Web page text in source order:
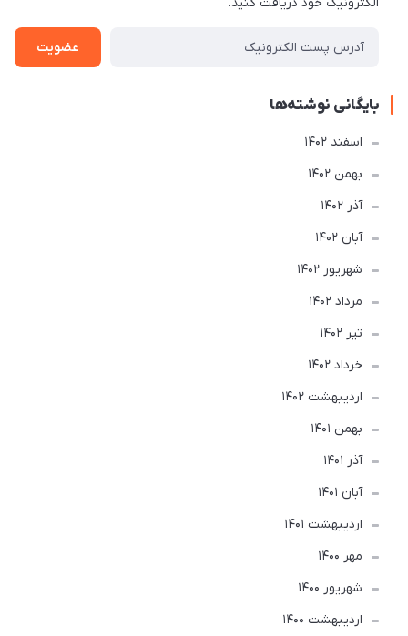
عضویت
بایگانی نوشته‌ها
اسفند 1402
بهمن 1402
آذر 1402
آبان 1402
شهریور 1402
مرداد 1402
تير 1402
خرداد 1402
ارديبهشت 1402
بهمن 1401
آذر 1401
آبان 1401
ارديبهشت 1401
مهر 1400
شهریور 1400
ارديبهشت 1400